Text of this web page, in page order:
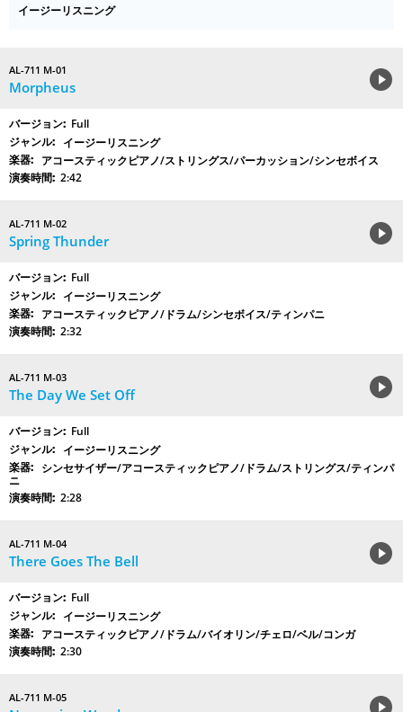
イージーリスニング
AL-711 M-01
Morpheus
Full
イージーリスニング
アコースティックピアノ/ストリングス/パーカッション/シンセボイス
2:42
AL-711 M-02
Spring Thunder
Full
イージーリスニング
アコースティックピアノ/ドラム/シンセボイス/ティンパニ
2:32
AL-711 M-03
The Day We Set Off
Full
イージーリスニング
シンセサイザー/アコースティックピアノ/ドラム/ストリングス/ティンパ
ニ
2:28
AL-711 M-04
There Goes The Bell
Full
イージーリスニング
アコースティックピアノ/ドラム/バイオリン/チェロ/ベル/コンガ
2:30
AL-711 M-05